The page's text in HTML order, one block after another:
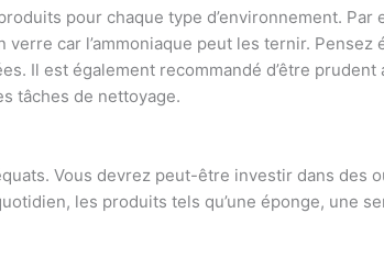
pour chaque type d’environnement. Par
car l’ammoniaque peut les ternir. Pensez
Il est également recommandé d’être prudent
tâches de nettoyage.
Vous devrez peut-être investir dans des
les produits tels qu’une éponge, une